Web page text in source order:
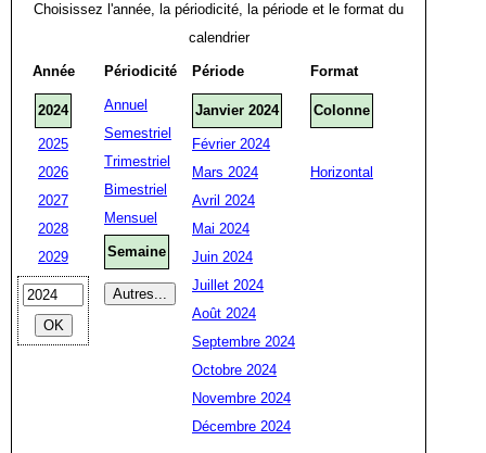
Choisissez l'année, la périodicité, la période et le format du
calendrier
Année
2024
2025
2026
2027
2028
2029
Périodicité
Annuel
Semestriel
Trimestriel
Bimestriel
Mensuel
Semaine
Période
Janvier 2024
Février 2024
Mars 2024
Avril 2024
Mai 2024
Juin 2024
Juillet 2024
Août 2024
Septembre 2024
Octobre 2024
Novembre 2024
Décembre 2024
Format
Colonne
Horizontal